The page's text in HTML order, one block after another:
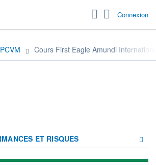
Connexion
Cours First Eagle Amundi
ET RISQUES